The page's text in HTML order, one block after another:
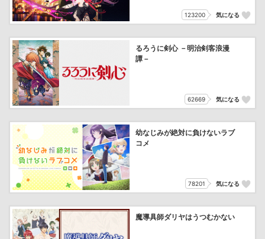
123200 気になる
るろうに剣心 －明治剣客浪漫
譚－
62669 気になる
幼なじみが絶対に負けないラブ
コメ
78201 気になる
魔導具師ダリヤはうつむかない